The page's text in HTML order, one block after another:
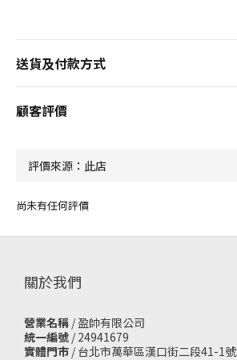
送貨及付款方式
顧客評價
尚未有任何評價
關於我們
營業名稱 / 盈帥有限公司
統一編號 / 24941679
實體門市 / 台北市萬華區漢口街二段41-1號